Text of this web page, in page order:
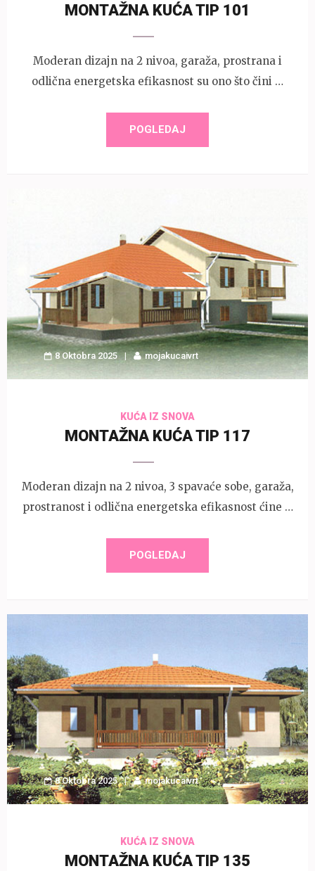
MONTAŽNA KUĆA TIP 101
Moderan dizajn na 2 nivoa, garaža, prostrana i
odlična energetska efikasnost su ono što čini …
POGLEDAJ
8 Oktobra 2025 mojakucaivrt
KUĆA IZ SNOVA
MONTAŽNA KUĆA TIP 117
Moderan dizajn na 2 nivoa, 3 spavaće sobe, garaža,
prostranost i odlična energetska efikasnost ćine …
POGLEDAJ
8 Oktobra 2025 mojakucaivrt
KUĆA IZ SNOVA
MONTAŽNA KUĆA TIP 135